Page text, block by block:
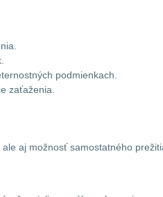
podmienkach.
zaťaženia.
aj možnosť samostatného